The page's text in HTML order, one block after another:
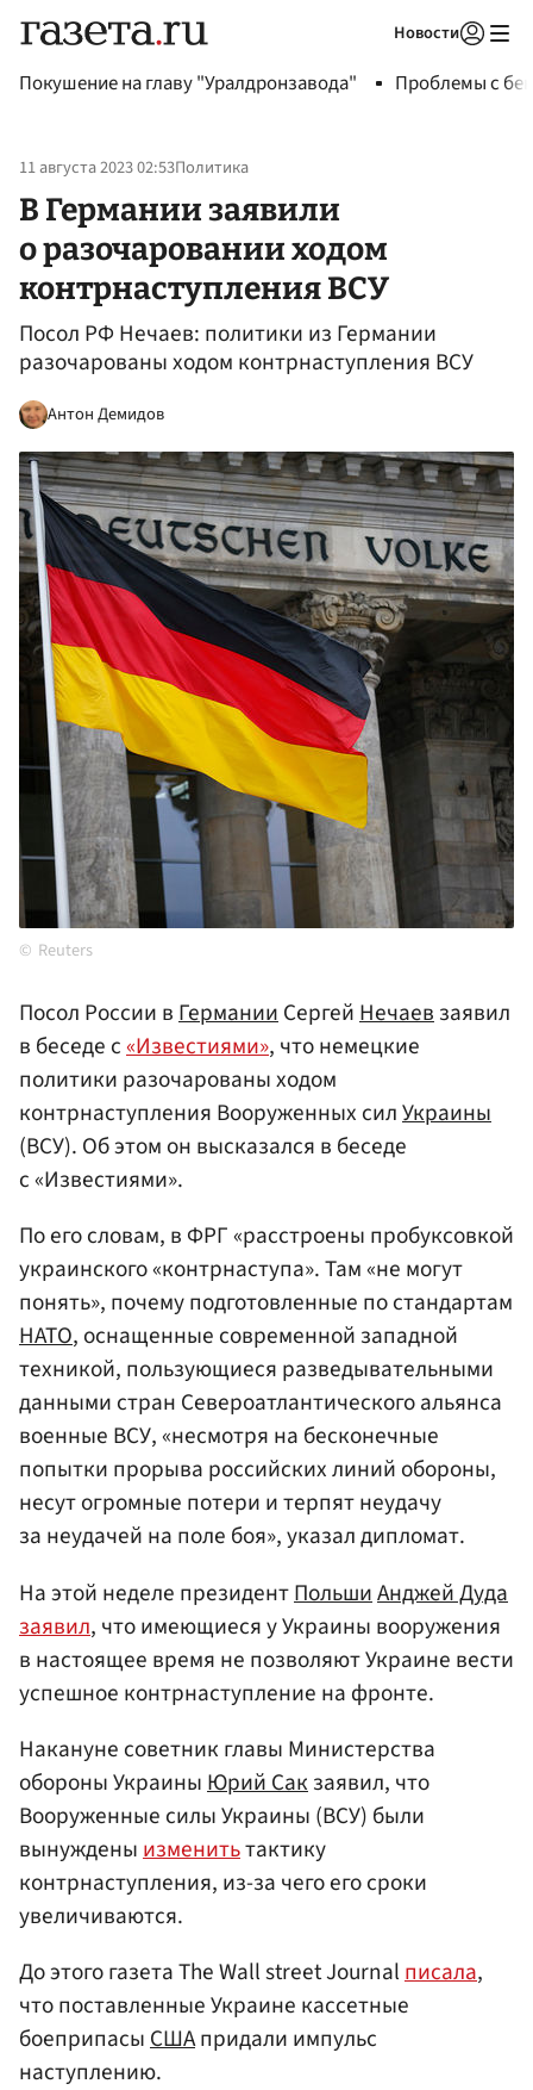
Новости
Покушение на главу "Уралдронзавода" Проблемы с
11 августа 2023 02:53Политика
В Германии заявили
о разочаровании ходом
контрнаступления ВСУ
Посол РФ Нечаев: политики из Германии
разочарованы ходом контрнаступления ВСУ
Антон Демидов
Reuters
Посол России вГерманииСергейНечаевзаявил
в беседе с«Известиями», что немецкие
политики разочарованы ходом
контрнаступления Вооруженных силУкраины
(ВСУ). Об этом он высказался в беседе
с «Известиями».
По его словам, в ФРГ «расстроены пробуксовкой
украинского «контрнаступа». Там «не могут
понять», почему подготовленные по стандартам
НАТО, оснащенные современной западной
техникой, пользующиеся разведывательными
данными стран Североатлантического альянса
военные ВСУ, «несмотря на бесконечные
попытки прорыва российских линий обороны,
несут огромные потери и терпят неудачу
за неудачей на поле боя», указал дипломат.
На этой неделе президентПольшиАнджей Дуда
заявил, что имеющиеся у Украины вооружения
в настоящее время не позволяют Украине вести
успешное контрнаступление на фронте.
Накануне советник главы Министерства
обороны УкраиныЮрий Сакзаявил, что
Вооруженные силы Украины (ВСУ) были
вынужденыизменитьтактику
контрнаступления, из-за чего его сроки
увеличиваются.
До этого газета The Wall street Journalписала,
что поставленные Украине кассетные
боеприпасыСШАпридали импульс
наступлению.